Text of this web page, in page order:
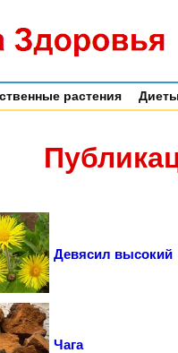
растения Диеты
Девясил высокий
Чага